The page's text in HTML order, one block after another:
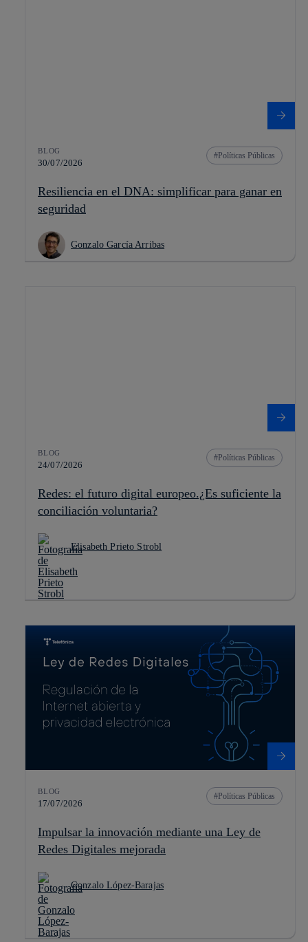
BLOG
30/07/2026
Políticas Públicas
Resiliencia en el DNA: simplificar para ganar en
seguridad
Gonzalo García Arribas
BLOG
24/07/2026
Políticas Públicas
Redes: el futuro digital europeo.¿Es suficiente la
conciliación voluntaria?
Elisabeth Prieto Strobl
BLOG
17/07/2026
Políticas Públicas
Impulsar la innovación mediante una Ley de
Redes Digitales mejorada
Gonzalo López-Barajas